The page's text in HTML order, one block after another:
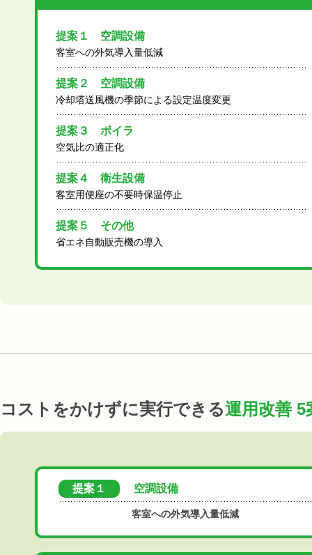
提案１ 空調設備
客室への外気導入量低減
提案２ 空調設備
冷却塔送風機の季節による設定温度変更
提案３ ボイラ
空気比の適正化
提案４ 衛生設備
客室用便座の不要時保温停止
提案５ その他
省エネ自動販売機の導入
コストをかけずに実行できる運用改善 5
提案１ 空調設備
客室への外気導入量低減